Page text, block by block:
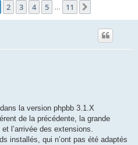
1sur11
2 3 4 5 11
la version phpbb 3.1.X
de la précédente, la grande
l’arrivée des extensions.
installés, qui n’ont pas été adaptés